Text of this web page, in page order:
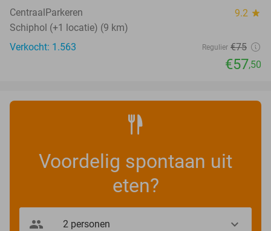
CentraalParkeren 9.2 star
Schiphol (+1 locatie) (9 km)
Verkocht: 1.563
Regulier €75
€57,50
Voordelig spontaan uit
eten?